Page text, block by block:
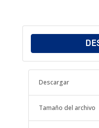
Descargar
Tamaño del archivo